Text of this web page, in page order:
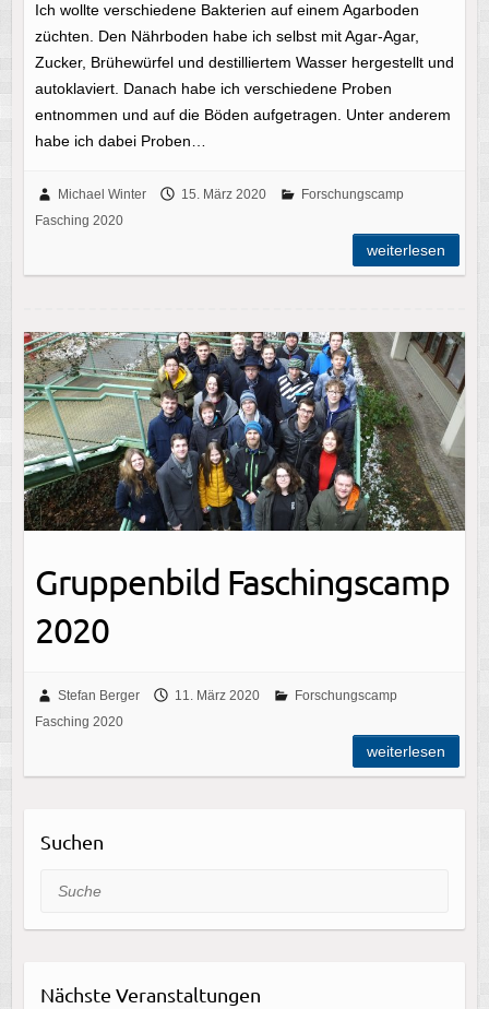
Ich wollte verschiedene Bakterien auf einem Agarboden
züchten. Den Nährboden habe ich selbst mit Agar-Agar,
Zucker, Brühewürfel und destilliertem Wasser hergestellt und
autoklaviert. Danach habe ich verschiedene Proben
entnommen und auf die Böden aufgetragen. Unter anderem
habe ich dabei Proben…
Michael Winter 15. März 2020
Forschungscamp
Fasching 2020
weiterlesen
Gruppenbild Faschingscamp
2020
Stefan Berger 11. März 2020
Forschungscamp
Fasching 2020
weiterlesen
Suchen
Suche
Nächste Veranstaltungen